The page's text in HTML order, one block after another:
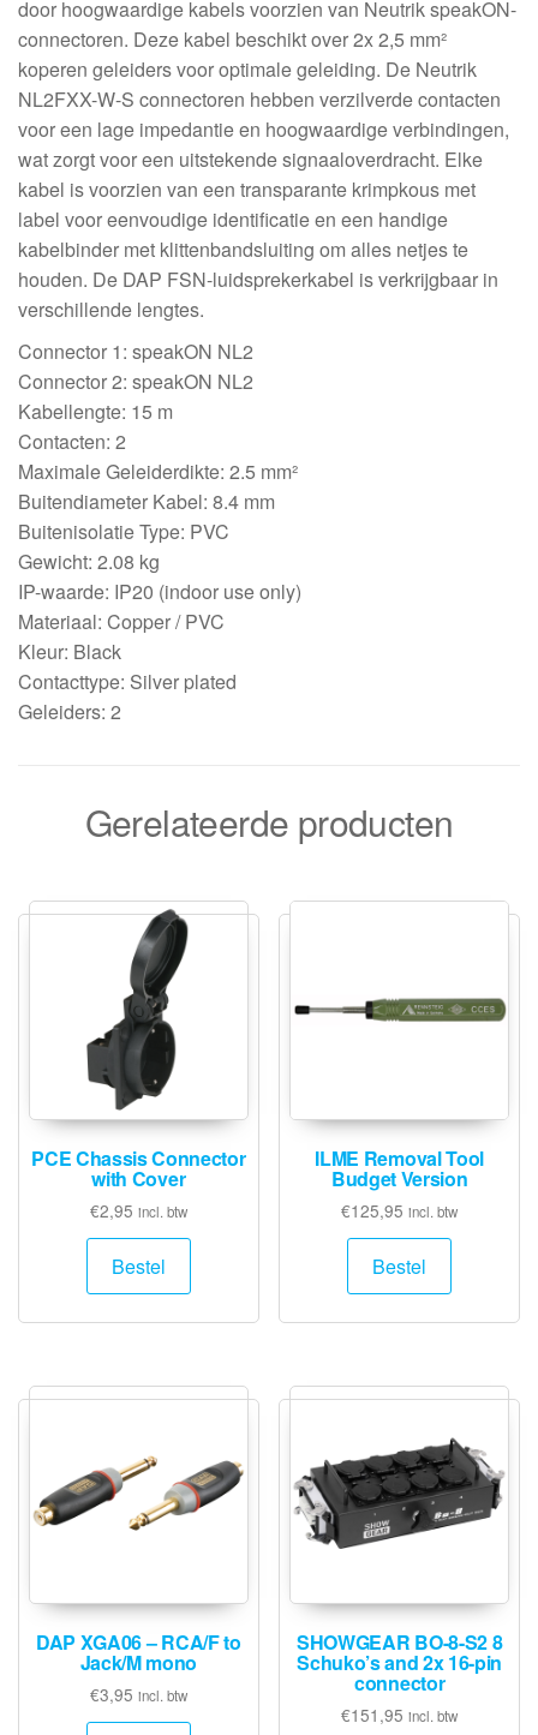
door hoogwaardige kabels voorzien van Neutrik speakON-
connectoren. Deze kabel beschikt over 2x 2,5 mm²
koperen geleiders voor optimale geleiding. De Neutrik
NL2FXX-W-S connectoren hebben verzilverde contacten
voor een lage impedantie en hoogwaardige verbindingen,
wat zorgt voor een uitstekende signaaloverdracht. Elke
kabel is voorzien van een transparante krimpkous met
label voor eenvoudige identificatie en een handige
kabelbinder met klittenbandsluiting om alles netjes te
houden. De DAP FSN-luidsprekerkabel is verkrijgbaar in
verschillende lengtes.
Connector 1: speakON NL2
Connector 2: speakON NL2
Kabellengte: 15 m
Contacten: 2
Maximale Geleiderdikte: 2.5 mm²
Buitendiameter Kabel: 8.4 mm
Buitenisolatie Type: PVC
Gewicht: 2.08 kg
IP-waarde: IP20 (indoor use only)
Materiaal: Copper / PVC
Kleur: Black
Contacttype: Silver plated
Geleiders: 2
Gerelateerde producten
PCE Chassis Connector
with Cover
€2,95 incl. btw
Bestel
ILME Removal Tool
Budget Version
€125,95 incl. btw
Bestel
DAP XGA06 – RCA/F to
Jack/M mono
€3,95 incl. btw
SHOWGEAR BO-8-S2 8
Schuko’s and 2x 16-pin
connector
€151,95 incl. btw